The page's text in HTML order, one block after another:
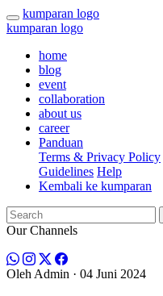
kumparan logo
kumparan logo
home
blog
event
collaboration
about us
career
Panduan
Terms & Privacy Policy
Guidelines Help
Kembali ke kumparan
Our Channels
Oleh Admin · 04 Juni 2024